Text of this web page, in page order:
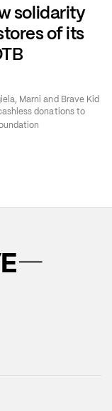
solidarity
of its
Marni and Brave Kid
donations to
—